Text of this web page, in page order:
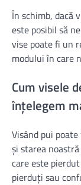
În schimb, dacă
este posibil să
vise poate fi un
modului în care
Cum visele
înțelegem
Visând pui
și starea
care este
pierduți sau